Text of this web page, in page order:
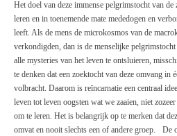
Het doel van deze immense pelgrimstocht van
leren en in toenemende mate mededogen en
leeft. Als de mens de microkosmos van de
verkondigden, dan is de menselijke
alle mysteries van het leven te ontsluieren,
te denken dat een zoektocht van deze omvang in
volbracht. Daarom is reïncarnatie een centraal
leven tot leven oogsten wat we zaaien, niet
om te leren. Het is belangrijk op te merken dat
omvat en nooit slechts een of andere groep. De